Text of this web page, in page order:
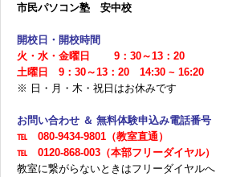
市民パソコン塾 安中校
開校日・開校時間
火・水・金曜日 9：30～13：20
土曜日 9：30～13：20 14:30 ~ 16:20
※ 日・月・木・祝日はお休みです
お問い合わせ ＆ 無料体験申込み電話番号
℡ 080-9434-9801（教室直通）
℡ 0120-868-003（本部フリーダイヤル）
教室に繋がらないときはフリーダイヤルへ